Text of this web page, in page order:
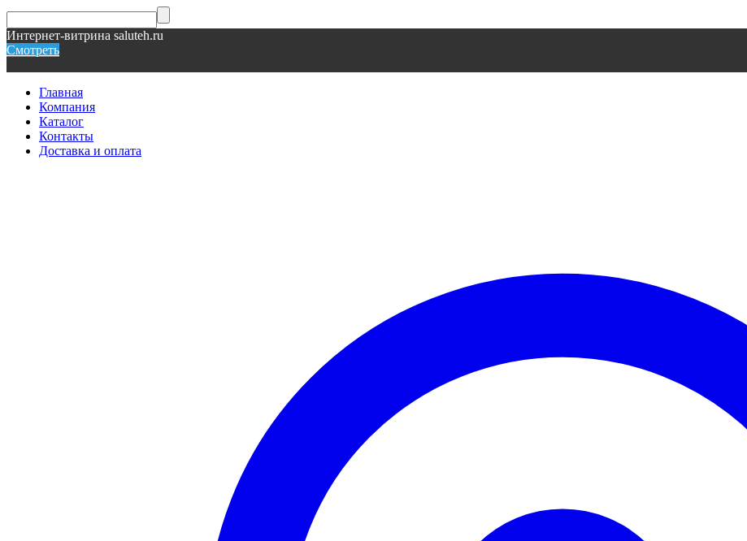
Интернет-витрина saluteh.ru
Смотреть
Главная
Компания
Каталог
Контакты
Доставка и оплата